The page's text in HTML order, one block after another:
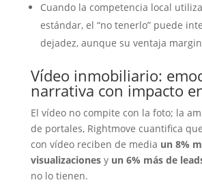
Cuando la competencia local
estándar, el “no tenerlo” puede
dejadez, aunque su ventaja
Vídeo inmobiliario:
narrativa con impacto
El vídeo no compite con la foto; la
de portales, Rightmove cuantifica
con vídeo reciben de media un 8%
visualizacionesy un 6% más de
no lo tienen.